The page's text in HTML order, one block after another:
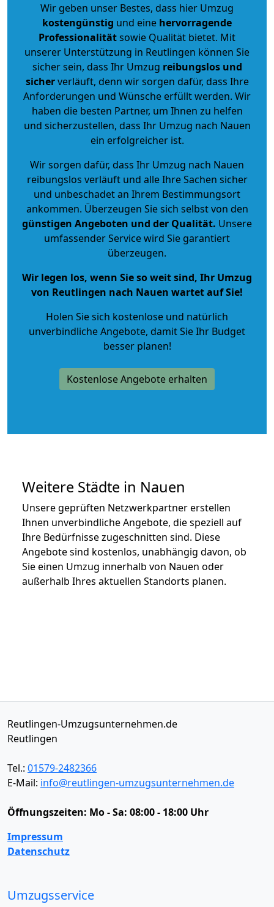
Wir geben unser Bestes, dass hier Umzug
kostengünstig und eine hervorragende
Professionalitätsowie Qualität bietet. Mit
unserer Unterstützung in Reutlingen können Sie
sicher sein, dass Ihr Umzug reibungslos und
sicherverläuft, denn wir sorgen dafür, dass Ihre
Anforderungen und Wünsche erfüllt werden. Wir
haben die besten Partner, um Ihnen zu helfen
und sicherzustellen, dass Ihr Umzug nach Nauen
ein erfolgreicher ist.
Wir sorgen dafür, dass Ihr Umzug nach Nauen
reibungslos verläuft und alle Ihre Sachen sicher
und unbeschadet an Ihrem Bestimmungsort
ankommen. Überzeugen Sie sich selbst von den
günstigen Angeboten und der Qualität. Unsere
umfassender Service wird Sie garantiert
überzeugen.
Wir legen los, wenn Sie so weit sind, Ihr Umzug
von Reutlingen nach Nauen wartet auf Sie!
Holen Sie sich kostenlose und natürlich
unverbindliche Angebote, damit Sie Ihr Budget
besser planen!
Kostenlose Angebote erhalten
Weitere Städte in Nauen
Unsere geprüften Netzwerkpartner erstellen
Ihnen unverbindliche Angebote, die speziell auf
Ihre Bedürfnisse zugeschnitten sind. Diese
Angebote sind kostenlos, unabhängig davon, ob
Sie einen Umzug innerhalb von Nauen oder
außerhalb Ihres aktuellen Standorts planen.
Reutlingen-Umzugsunternehmen.de
Reutlingen
Tel.: 01579-2482366
E-Mail: info@reutlingen-umzugsunternehmen.de
Öffnungszeiten: Mo - Sa: 08:00 - 18:00 Uhr
Impressum
Datenschutz
Umzugsservice